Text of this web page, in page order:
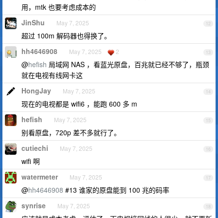
用，mtk 也要考虑成本的
12
JinShu May 7, 2025
超过 100m 解码器也得换了。
13
hh4646908 May 7, 2025 2
@hefish 局域网 NAS ，看蓝光原盘，百兆就已经不够了，瓶颈
就在电视有线网卡这
14
HongJay May 7, 2025
现在的电视都是 wifi6 ，能跑 600 多 m
15
hefish May 7, 2025
别看原盘，720p 差不多就行了。
16
cutiechi May 7, 2025
wifi 啊
17
watermeter May 7, 2025
@hh4646908 #13 谁家的原盘能到 100 兆的码率
18
synrise May 7, 2025